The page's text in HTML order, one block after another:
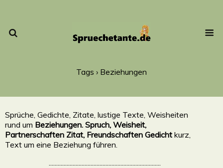
Tags › Beziehungen
Sprüche, Gedichte, Zitate, lustige Texte, Weisheiten
rund um Beziehungen. Spruch, Weisheit,
Partnerschaften Zitat, Freundschaften Gedicht kurz,
Text um eine Beziehung führen.
...........................................................................